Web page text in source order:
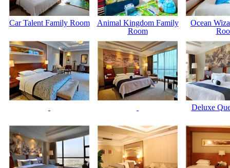
Car Talent Family Room
Animal Kingdom Family
Room
Ocean
Deluxe